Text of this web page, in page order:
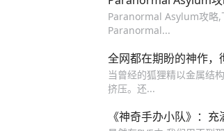
Paranormal Asylum攻略,
Paranormal...
全网都在期盼的神作，
当曾经的狐狸精以金属结
挤压。还...
《神奇手办小队》：